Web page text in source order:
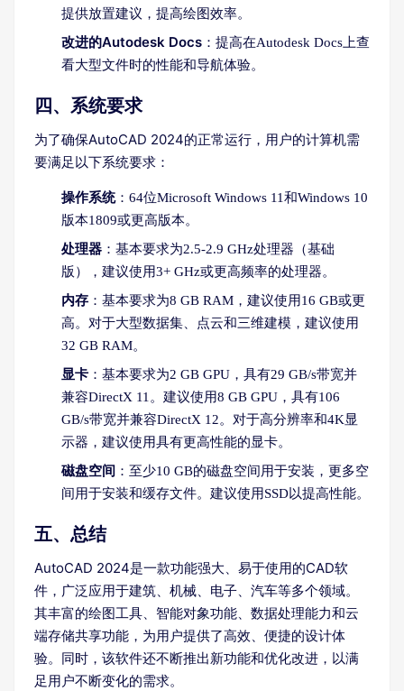
提供放置建议，提高绘图效率。
改进的Autodesk Docs ：提高在Autodesk Docs上查
看大型文件时的性能和导航体验。
四、系统要求
为了确保AutoCAD 2024的正常运行，用户的计算机需
要满足以下系统要求：
操作系统：64位Microsoft Windows 11和Windows 10
版本1809或更高版本。
处理器 ：基本要求为2.5-2.9 GHz处理器（基础
版），建议使用3+ GHz或更高频率的处理器。
内存 ：基本要求为8 GB RAM，建议使用16 GB或更
高。对于大型数据集、点云和三维建模，建议使用
32 GB RAM。
显卡 ：基本要求为2 GB GPU，具有29 GB/s带宽并
兼容DirectX 11。建议使用8 GB GPU，具有106
GB/s带宽并兼容DirectX 12。对于高分辨率和4K显
示器，建议使用具有更高性能的显卡。
磁盘空间 ：至少10 GB的磁盘空间用于安装，更多空
间用于安装和缓存文件。建议使用SSD以提高性能。
五、总结
AutoCAD 2024是一款功能强大、易于使用的CAD软
件，广泛应用于建筑、机械、电子、汽车等多个领域。
其丰富的绘图工具、智能对象功能、数据处理能力和云
端存储共享功能，为用户提供了高效、便捷的设计体
验。同时，该软件还不断推出新功能和优化改进，以满
足用户不断变化的需求。